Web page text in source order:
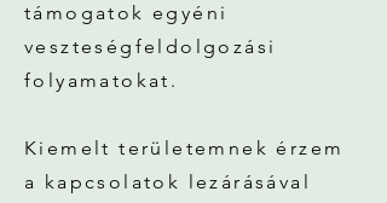
támogatok egyéni
veszteségfeldolgozási
folyamatokat.
Kiemelt területemnek érzem
a kapcsolatok lezárásával